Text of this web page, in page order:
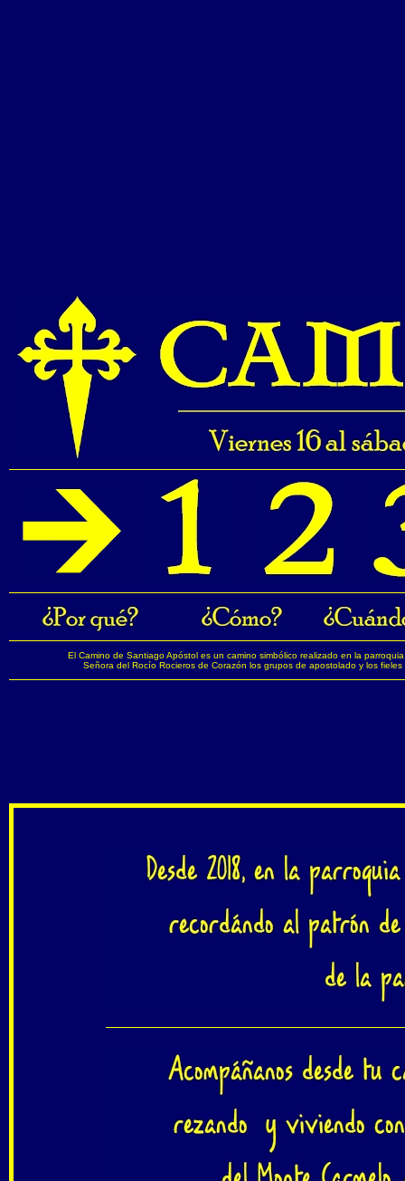
El Camino de Santiago Apóstol es un camino simbólico realizado en la
Señora del Rocío Rocieros de Corazón los grupos de apostolado y los